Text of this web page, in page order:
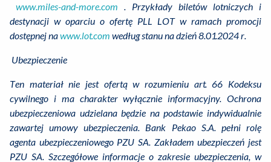
www.miles-and-more.com . Przykłady biletów lotniczych i
destynacji w oparciu o ofertę PLL LOT w ramach promocji
dostępnej nawww.lot.com według stanu na dzień 8.01.2024 r.
Ubezpieczenie
Ten materiał nie jest ofertą w rozumieniu art. 66 Kodeksu
cywilnego i ma charakter wyłącznie informacyjny. Ochrona
ubezpieczeniowa udzielana będzie na podstawie indywidualnie
zawartej umowy ubezpieczenia. Bank Pekao S.A. pełni rolę
agenta ubezpieczeniowego PZU SA. Zakładem ubezpieczeń jest
PZU SA. Szczegółowe informacje o zakresie ubezpieczenia, w